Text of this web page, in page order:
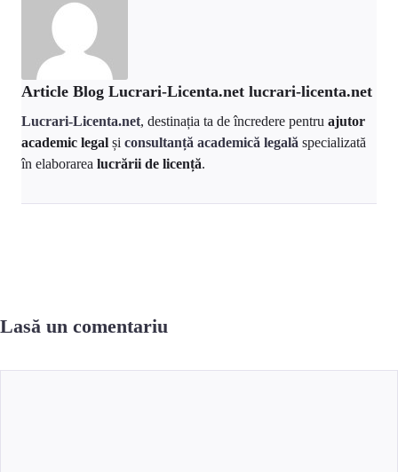
Article Blog Lucrari-Licenta.net lucrari-licenta.net
Lucrari-Licenta.net, destinația ta de încredere pentru ajutor
academic legal și consultanță academică legală specializată
în elaborarea lucrării de licență.
Lasă un comentariu